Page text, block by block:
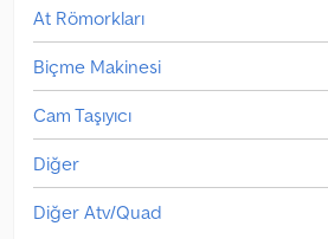
At Römorkları
Biçme Makinesi
Cam Taşıyıcı
Diğer
Diğer Atv/Quad